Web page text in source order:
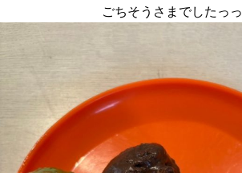
ごちそうさまでしたっっ